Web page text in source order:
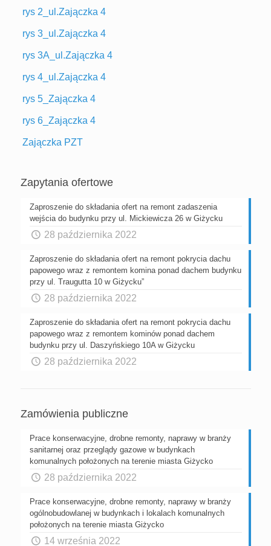
rys 2_ul.Zajączka 4
rys 3_ul.Zajączka 4
rys 3A_ul.Zajączka 4
rys 4_ul.Zajączka 4
rys 5_Zajączka 4
rys 6_Zajączka 4
Zajączka PZT
Zapytania ofertowe
Zaproszenie do składania ofert na remont zadaszenia
wejścia do budynku przy ul. Mickiewicza 26 w Giżycku
28 października 2022
Zaproszenie do składania ofert na remont pokrycia dachu
papowego wraz z remontem komina ponad dachem budynku
przy ul. Traugutta 10 w Giżycku”
28 października 2022
Zaproszenie do składania ofert na remont pokrycia dachu
papowego wraz z remontem kominów ponad dachem
budynku przy ul. Daszyńskiego 10A w Giżycku
28 października 2022
Zamówienia publiczne
Prace konserwacyjne, drobne remonty, naprawy w branży
sanitarnej oraz przeglądy gazowe w budynkach
komunalnych położonych na terenie miasta Giżycko
28 października 2022
Prace konserwacyjne, drobne remonty, naprawy w branży
ogólnobudowlanej w budynkach i lokalach komunalnych
położonych na terenie miasta Giżycko
14 września 2022